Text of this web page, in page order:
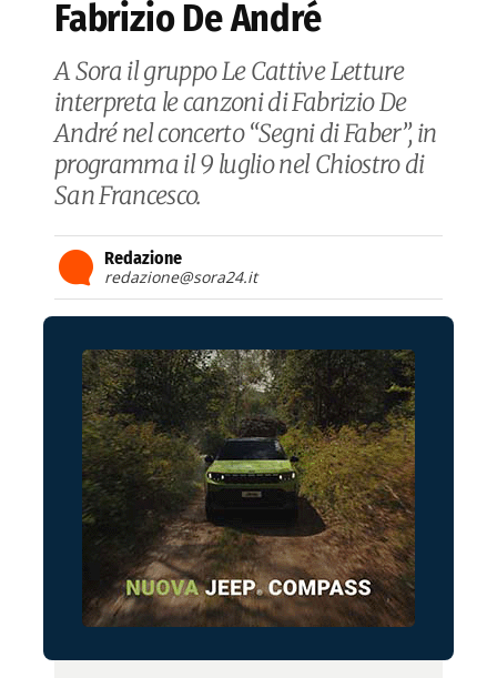
Fabrizio De André
A Sora il gruppo Le Cattive Letture
interpreta le canzoni di Fabrizio De
André nel concerto “Segni di Faber”, in
programma il 9 luglio nel Chiostro di
San Francesco.
Redazione
redazione@sora24.it